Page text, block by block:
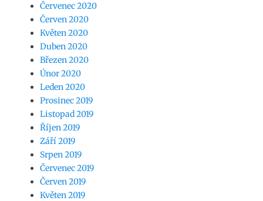
Červenec 2020
Červen 2020
Květen 2020
Duben 2020
Březen 2020
Únor 2020
Leden 2020
Prosinec 2019
Listopad 2019
Říjen 2019
Září 2019
Srpen 2019
Červenec 2019
Červen 2019
Květen 2019